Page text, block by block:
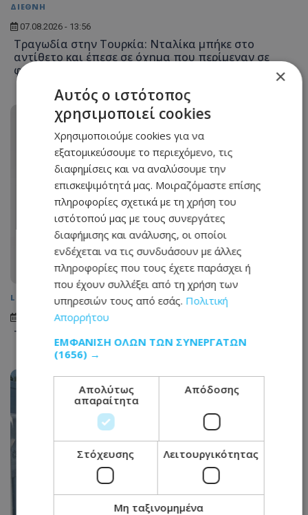
ΔΙΕΘΝΗ
07.08.2026 - 13:56
Τραγωδία στην Τουρκία: Νταλίκα μπήκε στο
αντίθετο και έπεσε σε όχημα που περίμεναν σε
φανάρι - Ένας νεκρός και 10 τραυματίες
LIKE ONLINE
07.08.2026 - 10:26
Τα 3 ζώδια θα ευνοηθούν περισσότερο
×
Αυτός ο ιστότοπος
χρησιμοποιεί cookies
Χρησιμοποιούμε cookies για να
εξατομικεύσουμε το περιεχόμενο, τις
διαφημίσεις και να αναλύσουμε την
επισκεψιμότητά μας. Μοιραζόμαστε επίσης
πληροφορίες σχετικά με τη χρήση του
ιστότοπού μας με τους συνεργάτες
διαφήμισης και ανάλυσης, οι οποίοι
ενδέχεται να τις συνδυάσουν με άλλες
πληροφορίες που τους έχετε παράσχει ή
που έχουν συλλέξει από τη χρήση των
υπηρεσιών τους από εσάς. Πολιτική
Απορρήτου
ΕΜΦΆΝΙΣΗ ΌΛΩΝ ΤΩΝ ΣΥΝΕΡΓΑΤΏΝ
(1656) →
Απολύτως
απαραίτητα
Απόδοσης
Στόχευσης Λειτουργικότητας
Μη ταξινομημένα